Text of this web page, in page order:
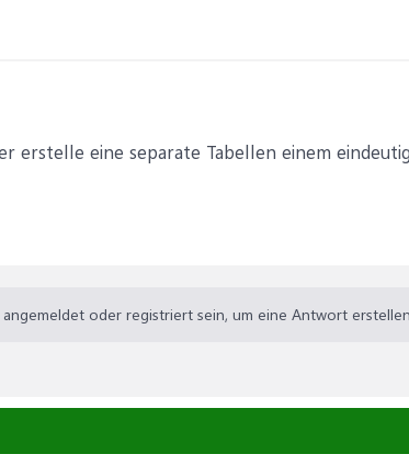
erstelle eine separate Tabellen einem
angemeldet oder registriert sein, um eine Antwort